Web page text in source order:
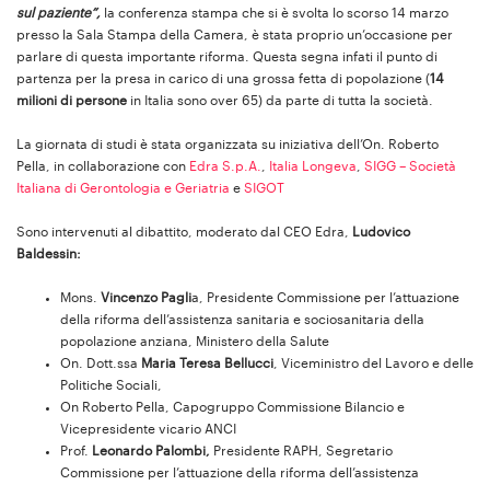
sul paziente”, la conferenza stampa che si è svolta lo scorso 14 marzo
presso la Sala Stampa della Camera, è stata proprio un’occasione per
parlare di questa importante riforma. Questa segna infati il punto di
partenza per la presa in carico di una grossa fetta di popolazione (14
milioni di persone in Italia sono over 65) da parte di tutta la società.
La giornata di studi è stata organizzata su iniziativa dell’On. Roberto
Pella, in collaborazione con Edra S.p.A., Italia Longeva, SIGG – Società
Italiana di Gerontologia e Geriatria e SIGOT
Sono intervenuti al dibattito, moderato dal CEO Edra, Ludovico
Baldessin:
Mons. Vincenzo Paglia, Presidente Commissione per l’attuazione
della riforma dell’assistenza sanitaria e sociosanitaria della
popolazione anziana, Ministero della Salute
On. Dott.ssa Maria Teresa Bellucci, Viceministro del Lavoro e delle
Politiche Sociali,
On Roberto Pella, Capogruppo Commissione Bilancio e
Vicepresidente vicario ANCI
Prof. Leonardo Palombi, Presidente RAPH, Segretario
Commissione per l’attuazione della riforma dell’assistenza